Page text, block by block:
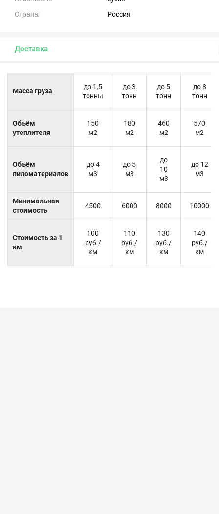
Страна:
Россия
Доставка
Масса груза
до 1,5
тонны
до 3
тонн
до 5
тонн
до 8
тонн
Объём
утеплителя
150
м2
180
м2
460
м2
570
м2
Объём
пиломатериалов
до 4
м3
до 5
м3
до
10
м3
до 12
м3
Минимальная
стоимость
4500 6000 8000 10000
Стоимость за 1
км
100
руб./
км
110
руб./
км
130
руб./
км
140
руб./
км